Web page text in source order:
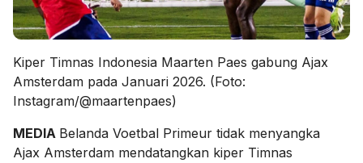
Kiper Timnas Indonesia Maarten Paes gabung Ajax
Amsterdam pada Januari 2026. (Foto:
Instagram/@maartenpaes)
MEDIA Belanda Voetbal Primeur tidak menyangka
Ajax Amsterdam mendatangkan kiper Timnas